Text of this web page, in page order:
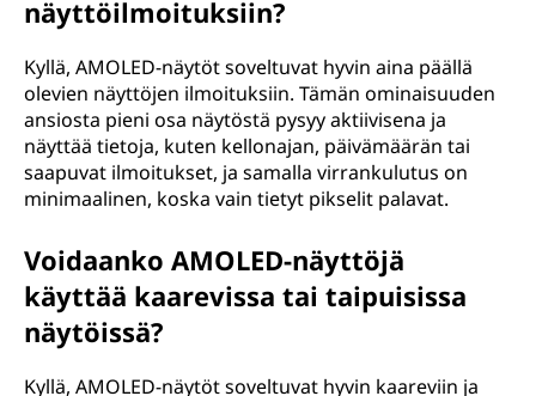
näyttöilmoituksiin?
Kyllä, AMOLED-näytöt soveltuvat hyvin aina päällä
olevien näyttöjen ilmoituksiin. Tämän ominaisuuden
ansiosta pieni osa näytöstä pysyy aktiivisena ja
näyttää tietoja, kuten kellonajan, päivämäärän tai
saapuvat ilmoitukset, ja samalla virrankulutus on
minimaalinen, koska vain tietyt pikselit palavat.
Voidaanko AMOLED-näyttöjä
käyttää kaarevissa tai taipuisissa
näytöissä?
Kyllä, AMOLED-näytöt soveltuvat hyvin kaareviin ja